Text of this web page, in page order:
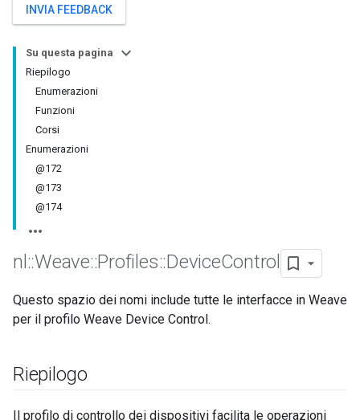
INVIA FEEDBACK
Su questa pagina
Riepilogo
Enumerazioni
Funzioni
Corsi
Enumerazioni
@172
@173
@174
nl ::Weave::Profiles::DeviceControl
Questo spazio dei nomi include tutte le interfacce in Weave
per il profilo Weave Device Control.
Riepilogo
Il profilo di controllo dei dispositivi facilita le operazioni